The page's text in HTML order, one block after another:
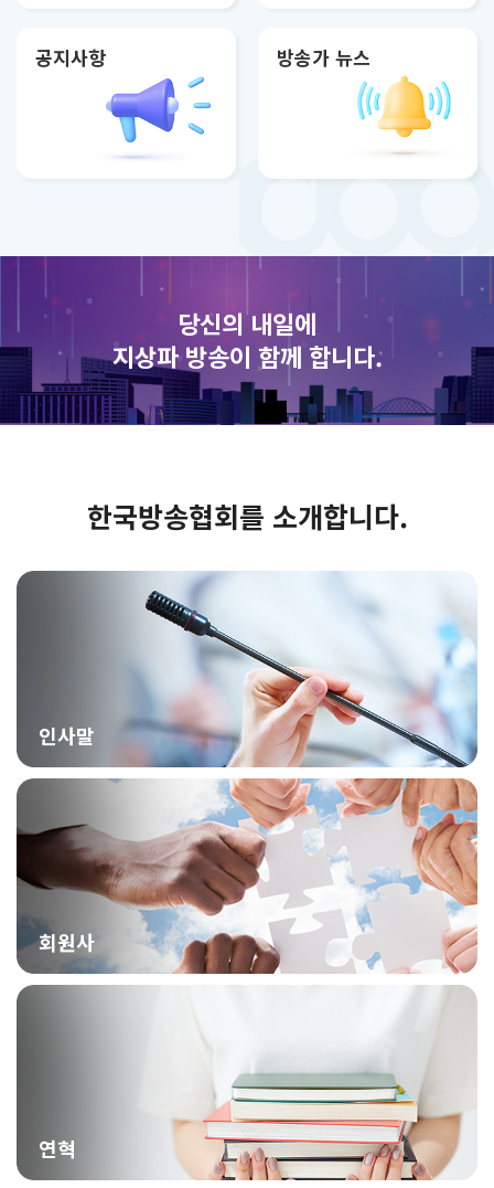
공지사항 방송가 뉴스
당신의 내일에
지상파 방송이 함께 합니다.
한국방송협회를 소개합니다.
인사말
회원사
연혁